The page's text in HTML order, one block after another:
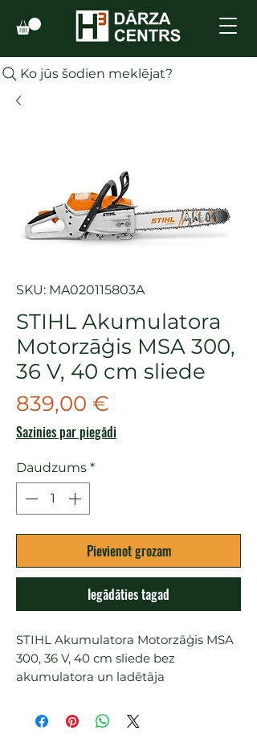
Ko jūs šodien meklējat?
SKU: MA020115803A
STIHL Akumulatora
Motorzāģis MSA 300,
36 V, 40 cm sliede
839,00 €
Sazinies par piegādi
Daudzums *
Pievienot grozam
Iegādāties tagad
STIHL Akumulatora Motorzāģis MSA
300, 36 V, 40 cm sliede bez
akumulatora un ladētāja